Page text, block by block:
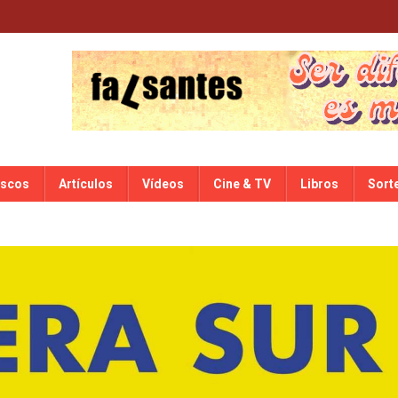
Artículos Vídeos Cine & TV Libros